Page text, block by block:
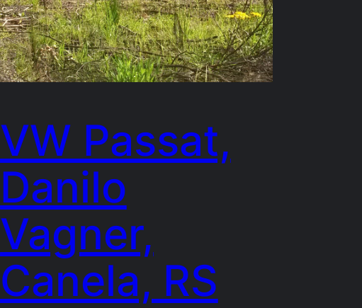
VW Passat,
Danilo
Vagner,
Canela, RS